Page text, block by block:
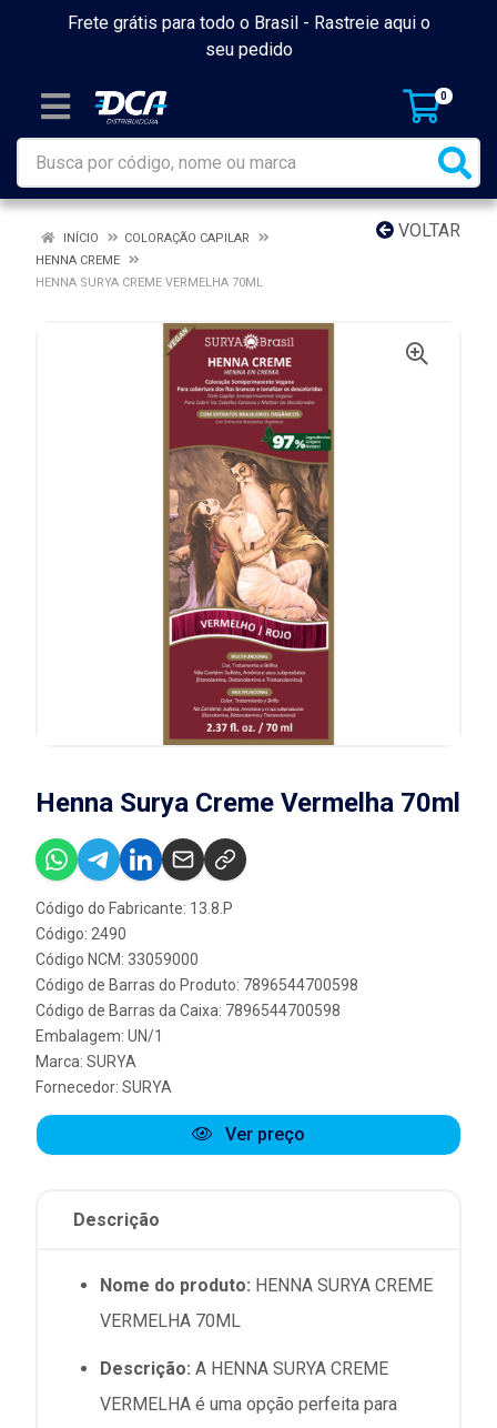
Frete grátis para todo o Brasil - Rastreie aqui o
seu pedido
0
VOLTAR
INÍCIO
COLORAÇÃO CAPILAR
HENNA CREME
HENNA SURYA CREME VERMELHA 70ML
Henna Surya Creme Vermelha 70ml
Código do Fabricante: 13.8.P
Código: 2490
Código NCM: 33059000
Código de Barras do Produto: 7896544700598
Código de Barras da Caixa: 7896544700598
Embalagem: UN/1
Marca: SURYA
Fornecedor: SURYA
Ver preço
Descrição
Nome do produto: HENNA SURYA CREME
VERMELHA 70ML
Descrição: A HENNA SURYA CREME
VERMELHA é uma opção perfeita para